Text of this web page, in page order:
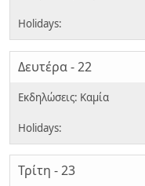
Δευτέρα - 22
Τρίτη - 23